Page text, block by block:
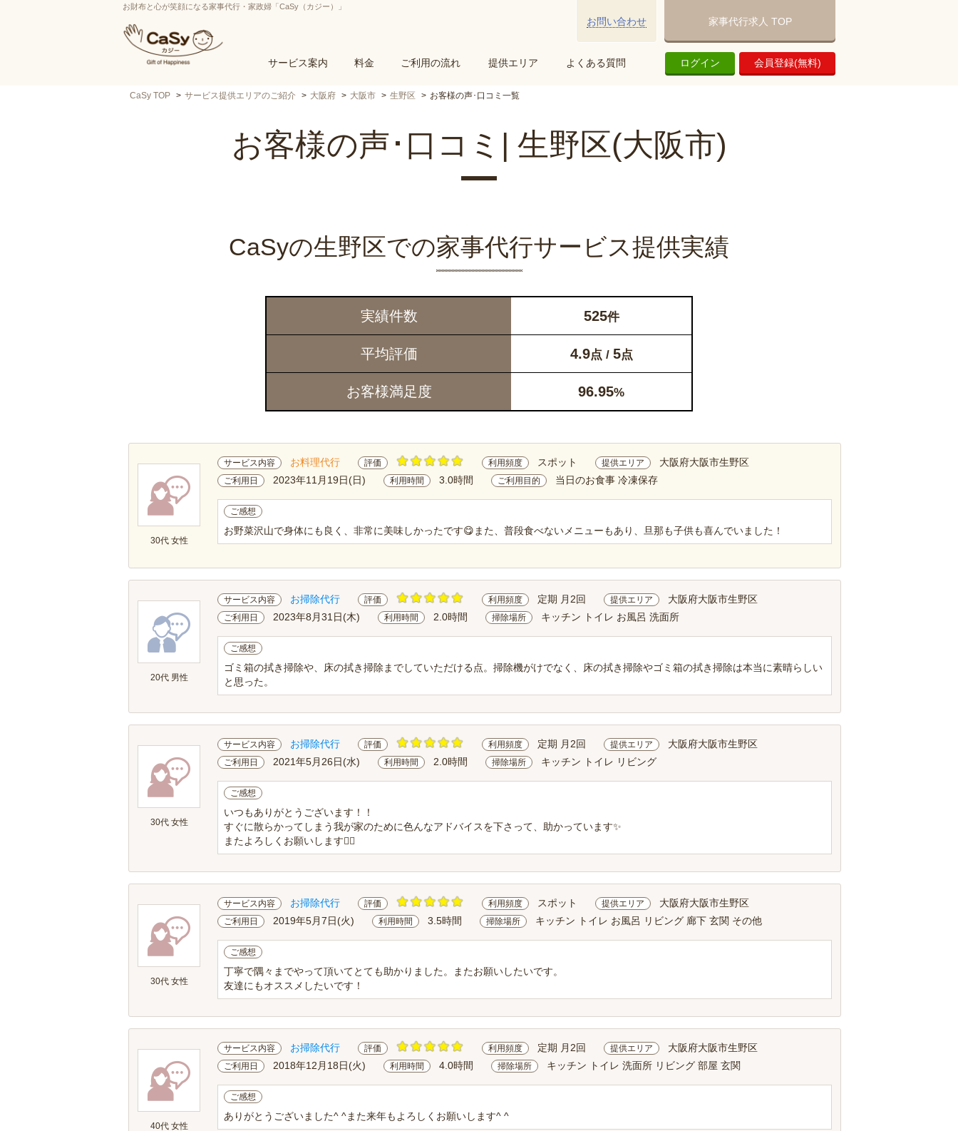
お財布と心が笑顔になる家事代行・家政婦「CaSy（カジー）」
サービス案内 料金 ご利用の流れ 提供エリア よくある質問 ログイン 会員登録(無料)
お問い合わせ 家事代行求人 TOP
CaSy TOP サービス提供エリアのご紹介 大阪府 大阪市 生野区 お客様の声･口コミ一覧
お客様の声･口コミ| 生野区(大阪市)
CaSyの生野区での家事代行サービス提供実績
実績件数 525件
平均評価 4.9点 / 5点
お客様満足度 96.95%
30代 女性
サービス内容 お料理代行 評価 利用頻度 スポット 提供エリア 大阪府大阪市生野区
ご利用日 2023年11月19日(日) 利用時間 3.0時間 ご利用目的 当日のお食事 冷凍保存
ご感想
お野菜沢山で身体にも良く、非常に美味しかったです😋また、普段食べないメニューもあり、旦那も子供も喜んでいました！
20代 男性
サービス内容 お掃除代行 評価 利用頻度 定期 月2回 提供エリア 大阪府大阪市生野区
ご利用日 2023年8月31日(木) 利用時間 2.0時間 掃除場所 キッチン トイレ お風呂 洗面所
ご感想
ゴミ箱の拭き掃除や、床の拭き掃除までしていただける点。掃除機がけでなく、床の拭き掃除やゴミ箱の拭き掃除は本当に素晴らしい
と思った。
30代 女性
サービス内容 お掃除代行 評価 利用頻度 定期 月2回 提供エリア 大阪府大阪市生野区
ご利用日 2021年5月26日(水) 利用時間 2.0時間 掃除場所 キッチン トイレ リビング
ご感想
いつもありがとうございます！！
すぐに散らかってしまう我が家のために色んなアドバイスを下さって、助かっています✨
またよろしくお願いします🙇‍♀️
30代 女性
サービス内容 お掃除代行 評価 利用頻度 スポット 提供エリア 大阪府大阪市生野区
ご利用日 2019年5月7日(火) 利用時間 3.5時間 掃除場所 キッチン トイレ お風呂 リビング 廊下 玄関 その他
ご感想
丁寧で隅々までやって頂いてとても助かりました。またお願いしたいです。
友達にもオススメしたいです！
40代 女性
サービス内容 お掃除代行 評価 利用頻度 定期 月2回 提供エリア 大阪府大阪市生野区
ご利用日 2018年12月18日(火) 利用時間 4.0時間 掃除場所 キッチン トイレ 洗面所 リビング 部屋 玄関
ご感想
ありがとうございました^ ^また来年もよろしくお願いします^ ^